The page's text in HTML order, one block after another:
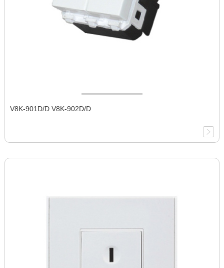
V8K-901D/D V8K-902D/D